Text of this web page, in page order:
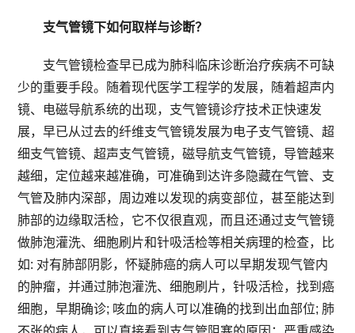
支气管镜下如何取样与诊断？
支气管镜检查早已成为肺科临床诊断治疗疾病不可缺
少的重要手段。随着现代医学工程学的发展，随着超声内
镜、电磁导航系统的出现，支气管镜诊疗技术正快速发
展，早已从过去的纤维支气管镜发展为电子支气管镜、超
细支气管镜、超声支气管镜，磁导航支气管镜，导管越来
越细，定位越来越准确，可准确到达许多隐藏在气管、支
气管及肺内深部，周边难以发现的病变部位，甚至能达到
肺部的边缘取活检，它不仅很直观，而且还通过支气管镜
做肺泡灌洗、细胞刷片和针吸活检等相关病理的检查，比
如: 对有肺部阴影，怀疑肺癌的病人可以早期发现气管内
的肿瘤，并通过肺泡灌洗、细胞刷片，针吸活检，找到癌
细胞，早期确诊; 咳血的病人可以准确的找到出血部位; 肺